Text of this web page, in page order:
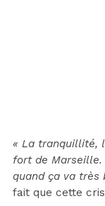
« La tranquillité,
fort de Marseille.
quand ça va très
fait que cette